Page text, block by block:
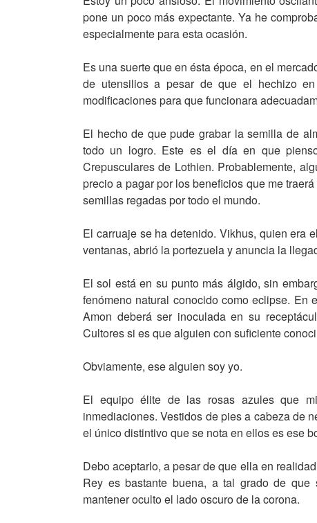
pone un poco más expectante. Ya he
especialmente para esta ocasión.
Es una suerte que en ésta época, en el
de utensilios a pesar de que el hechizo
modificaciones para que funcionara
El hecho de que pude grabar la semilla de
todo un logro. Este es el día en que
Crepusculares de Lothien. Probablemente,
precio a pagar por los beneficios que me
semillas regadas por todo el mundo.
El carruaje se ha detenido. Vikhus, quien era
ventanas, abrió la portezuela y anuncia la
El sol está en su punto más álgido, sin
fenómeno natural conocido como eclipse.
Amon deberá ser inoculada en su
Cultores si es que alguien con suficiente
Obviamente, ese alguien soy yo.
El equipo élite de las rosas azules que
inmediaciones. Vestidos de pies a cabeza de
el único distintivo que se nota en ellos es ese
Debo aceptarlo, a pesar de que ella en
Rey es bastante buena, a tal grado de
mantener oculto el lado oscuro de la corona.